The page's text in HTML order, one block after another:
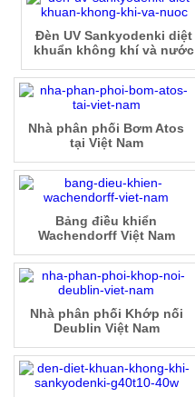
Đèn UV Sankyodenki diệt
khuẩn không khí và nước
Nhà phân phối Bơm Atos
tại Việt Nam
Bảng điều khiển
Wachendorff Việt Nam
Nhà phân phối Khớp nối
Deublin Việt Nam